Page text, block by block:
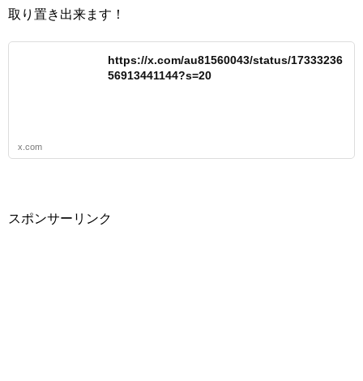
取り置き出来ます！
https://x.com/au81560043/status/17333236
56913441144?s=20
x.com
スポンサーリンク